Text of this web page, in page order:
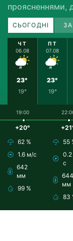
проясненнями,
СЬОГОДНІ
ЧТ
06.08
23°
19°
ПТ
07.08
23°
19°
19:00
+20°
62 %
1.6 м/с
642
мм
99 %
55
с
644
мм
83